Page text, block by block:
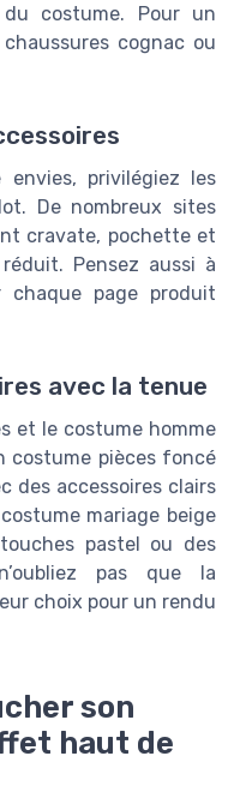
costume. Pour un
cognac ou
privilégiez les
De nombreux sites
cravate, pochette et
Pensez aussi à
page produit
avec la tenue
et le costume homme
costume pièces foncé
des accessoires clairs
mariage beige
pastel ou des
pas que la
choix pour un rendu
son
haut de